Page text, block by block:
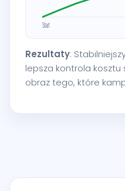
Rezultaty:
lepsza kontrola kosztu
obraz tego, które